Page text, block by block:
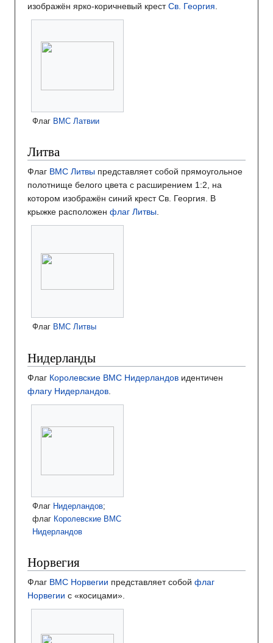
изображён ярко-коричневый крестСв. Георгия
Флаг ВМС Латвии
Литва
Флаг ВМС Литвы представляет собой прямоугольное
полотнище белого цвета с расширением 1:2, на
котором изображён синий крест Св. Георгия. В
крыжке расположен флаг Литвы.
Флаг ВМС Литвы
Нидерланды
Флаг Королевские ВМС Нидерландов идентичен
флагу Нидерландов
Флаг Нидерландов;
флаг Королевские ВМС
Нидерландов
Норвегия
Флаг ВМС Норвегии представляет собой флаг
Норвегии с «косицами».